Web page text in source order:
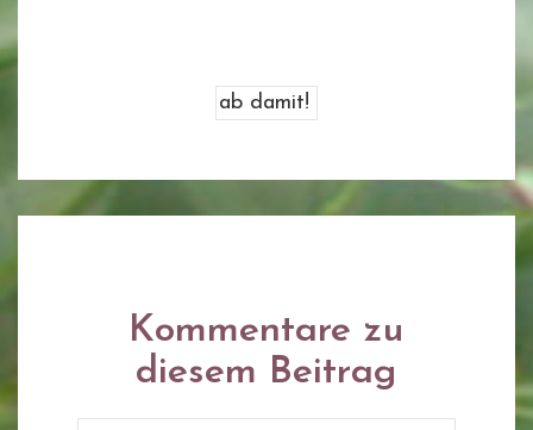
Kommentare zu
diesem Beitrag